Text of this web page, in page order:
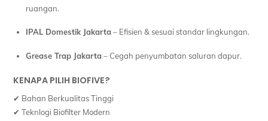
ruangan.
IPAL Domestik Jakarta– Efisien & sesuai standar lingkungan.
Grease Trap Jakarta– Cegah penyumbatan saluran dapur.
KENAPA PILIH BIOFIVE?
✔ Bahan Berkualitas Tinggi
✔ Teknlogi Biofilter Modern